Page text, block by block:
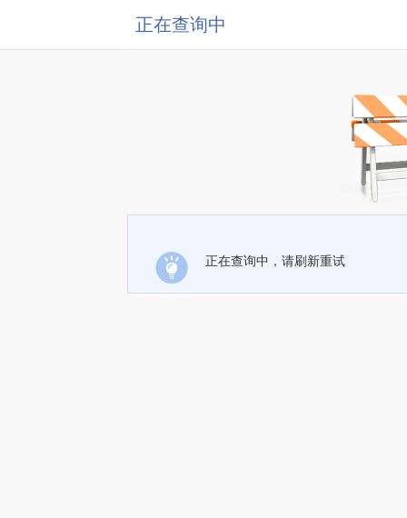
正在查询中
正在查询中，请刷新重试